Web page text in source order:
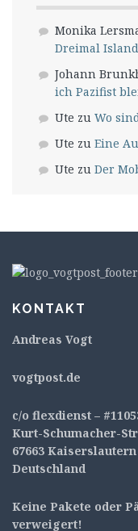
Monika
Dreimal Island
Johann
ich Pazifist
Ute zu Wo
Ute zu Eine
Ute zu Der
KONTAKT
Andreas Vogt
vogtpost.de
c/o flexdienst –
Kurt-Schumacher-
67663 Kaiserslautern
Deutschland
Keine Pakete oder
verweigert!